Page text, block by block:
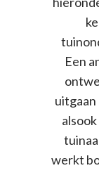
Een
werkt